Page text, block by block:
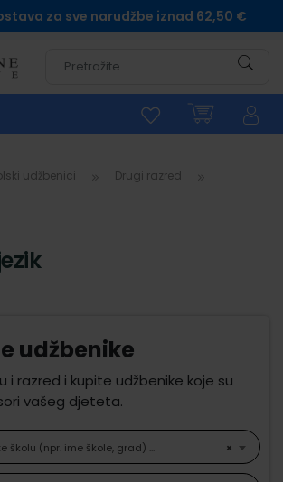
za sve narudžbe iznad 62,50 €
udžbenici
Drugi razred
udžbenike
i razred i kupite udžbenike koje su
vašeg djeteta.
×
školu (npr. ime škole, grad) ...